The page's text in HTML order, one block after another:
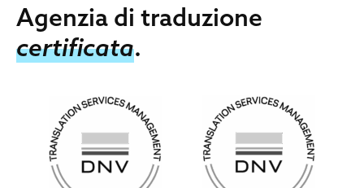
Agenzia di traduzione
certificata.